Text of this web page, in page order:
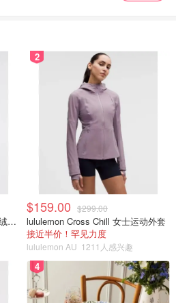
lululemon Down and Around 羽绒夹克
2
$159.00 $299.00
lululemon Cross Chill 女士运动外套
接近半价！罕见力度
lululemon AU 1211人感兴趣
4